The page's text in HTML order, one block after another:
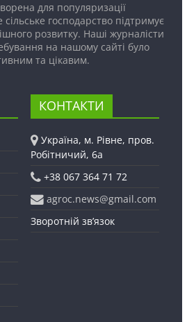
для популяризації
господарство підтримує
розвитку. Наші журналісти
на нашому сайті було
та цікавим.
КОНТАКТИ
Україна, м. Рівне, пров.
Робітничий, 6а
+38 067 364 71 72
agroc.news@gmail.com
Зворотній зв’язок